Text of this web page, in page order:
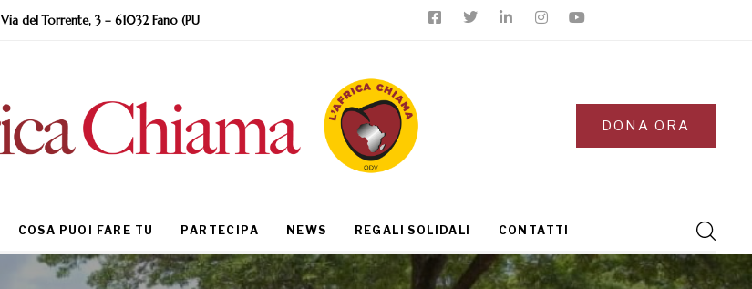
Via del Torrente, 3 – 61032 Fano (PU
DONA ORA
COSA PUOI FARE TU PARTECIPA NEWS REGALI SOLIDALI CONTATTI